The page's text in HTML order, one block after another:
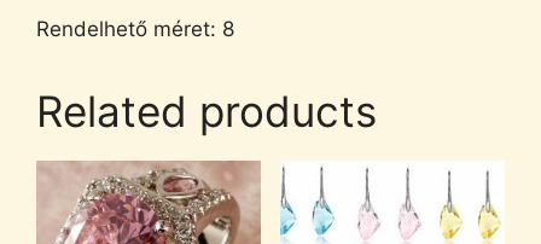
Rendelhető méret: 8
Related products